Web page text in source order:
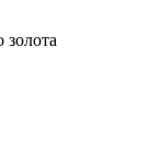
золота